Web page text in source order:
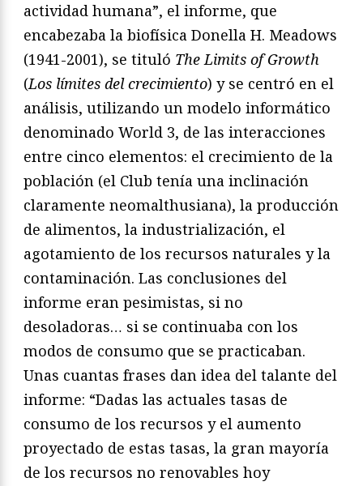
actividad humana”, el informe, que
encabezaba la biofísica Donella H. Meadows
(1941-2001), se tituló The Limits of Growth
(Los límites del crecimiento) y se centró en el
análisis, utilizando un modelo informático
denominado World 3, de las interacciones
entre cinco elementos: el crecimiento de la
población (el Club tenía una inclinación
claramente neomalthusiana), la producción
de alimentos, la industrialización, el
agotamiento de los recursos naturales y la
contaminación. Las conclusiones del
informe eran pesimistas, si no
desoladoras… si se continuaba con los
modos de consumo que se practicaban.
Unas cuantas frases dan idea del talante del
informe: “Dadas las actuales tasas de
consumo de los recursos y el aumento
proyectado de estas tasas, la gran mayoría
de los recursos no renovables hoy